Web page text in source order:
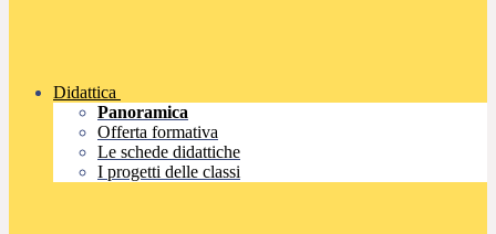
Didattica
Panoramica
Offerta formativa
Le schede didattiche
I progetti delle classi